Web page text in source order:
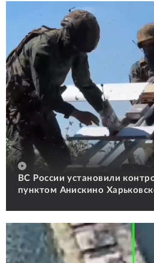
ВС России установили
пунктом Анискино